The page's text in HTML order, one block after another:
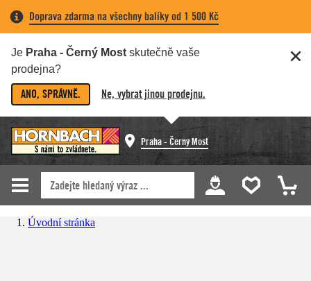
Doprava zdarma na všechny balíky od 1 500 Kč
Je Praha - Černý Most skutečně vaše
prodejna?
ANO, SPRÁVNĚ. Ne, vybrat jinou prodejnu.
Praha - Černý Most
Úvodní stránka